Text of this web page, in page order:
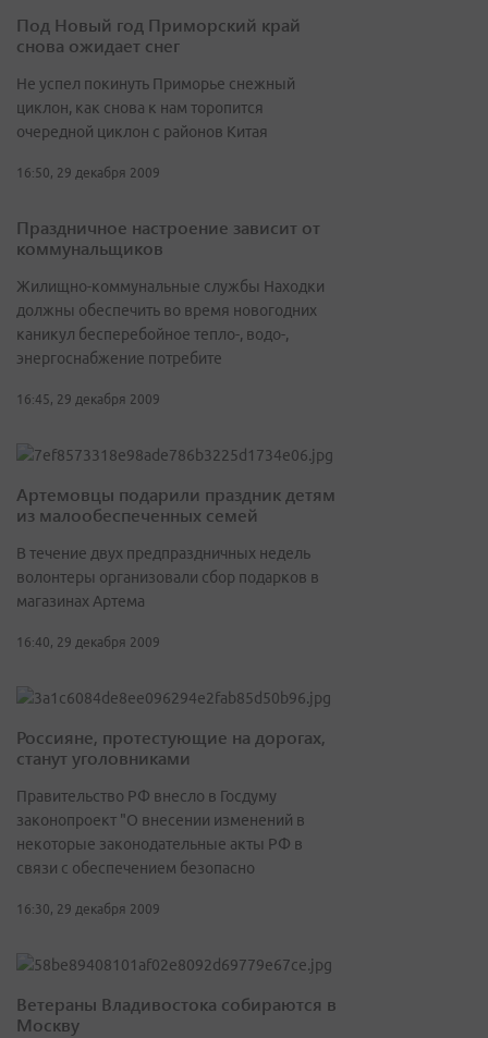
Под Новый год Приморский край
снова ожидает снег
Не успел покинуть Приморье снежный
циклон, как снова к нам торопится
очередной циклон с районов Китая
16:50, 29 декабря 2009
Праздничное настроение зависит от
коммунальщиков
Жилищно-коммунальные службы Находки
должны обеспечить во время новогодних
каникул бесперебойное тепло-, водо-,
энергоснабжение потребите
16:45, 29 декабря 2009
Артемовцы подарили праздник детям
из малообеспеченных семей
В течение двух предпраздничных недель
волонтеры организовали сбор подарков в
магазинах Артема
16:40, 29 декабря 2009
Россияне, протестующие на дорогах,
станут уголовниками
Правительство РФ внесло в Госдуму
законопроект "О внесении изменений в
некоторые законодательные акты РФ в
связи с обеспечением безопасно
16:30, 29 декабря 2009
Ветераны Владивостока собираются в
Москву